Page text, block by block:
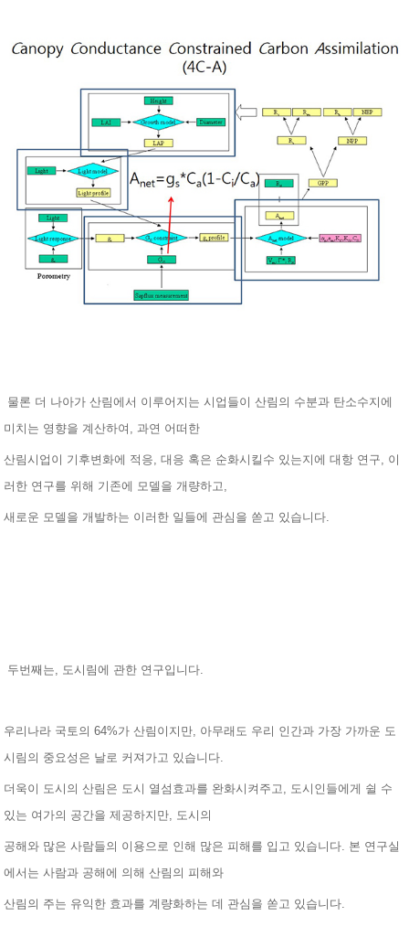
물론 더 나아가 산림에서 이루어지는 시업들이 산림의 수분과 탄소수지에
미치는 영향을 계산하여, 과연 어떠한
산림시업이 기후변화에 적응, 대응 혹은 순화시킬수 있는지에 대항 연구, 이
러한 연구를 위해 기존에 모델을 개량하고,
새로운 모델을 개발하는 이러한 일들에 관심을 쏟고 있습니다.
두번째는, 도시림에 관한 연구입니다.
우리나라 국토의 64%가 산림이지만, 아무래도 우리 인간과 가장 가까운 도
시림의 중요성은 날로 커져가고 있습니다.
더욱이 도시의 산림은 도시 열섬효과를 완화시켜주고, 도시인들에게 쉴 수
있는 여가의 공간을 제공하지만, 도시의
공해와 많은 사람들의 이용으로 인해 많은 피해를 입고 있습니다. 본 연구실
에서는 사람과 공해에 의해 산림의 피해와
산림의 주는 유익한 효과를 계량화하는 데 관심을 쏟고 있습니다.